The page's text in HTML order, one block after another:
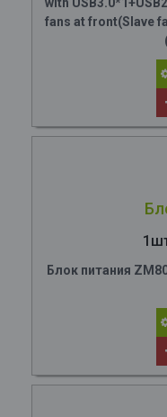
fans at front(Slave
Блок питания